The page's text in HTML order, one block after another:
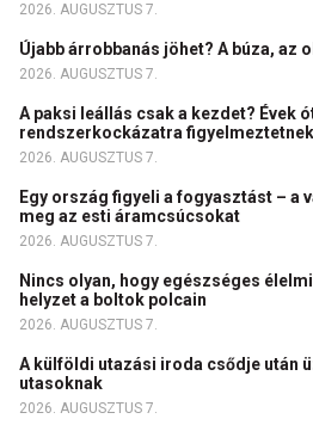
2026. AUGUSZTUS 7.
Újabb árrobbanás jöhet? A búza, az
2026. AUGUSZTUS 7.
A paksi leállás csak a kezdet? Évek
rendszerkockázatra figyelmeztetnek
2026. AUGUSZTUS 7.
Egy ország figyeli a fogyasztást – a
meg az esti áramcsúcsokat
2026. AUGUSZTUS 7.
Nincs olyan, hogy egészséges
helyzet a boltok polcain
2026. AUGUSZTUS 7.
A külföldi utazási iroda csődje után
utasoknak
2026. AUGUSZTUS 7.